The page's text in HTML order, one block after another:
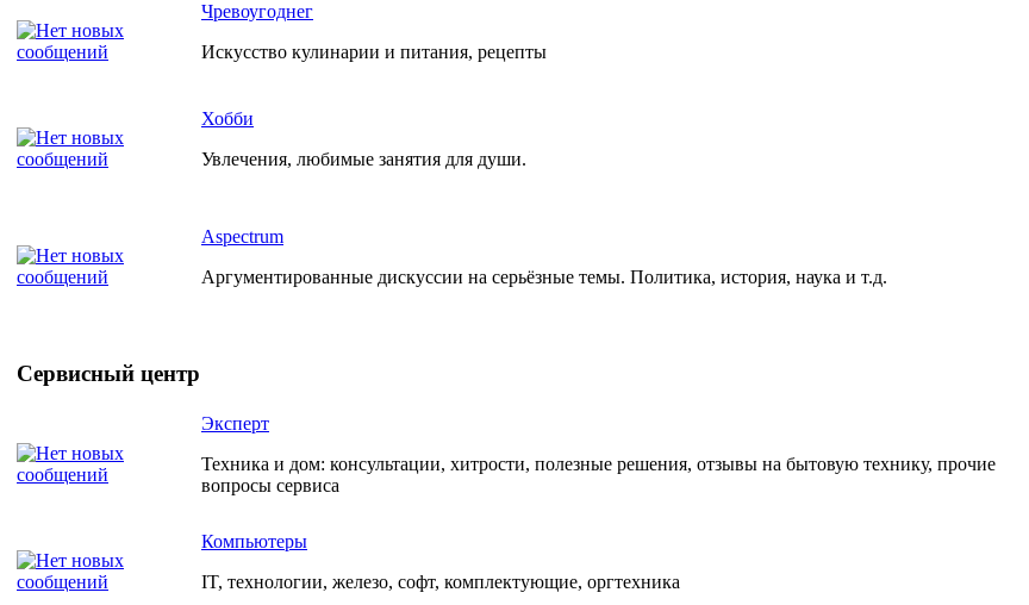
Чревоугоднег
Искусство кулинарии и питания, рецепты
Хобби
Увлечения, любимые занятия для души.
Aspectrum
Аргументированные дискуссии на серьёзные темы. Политика, история, наука и т.д.
Сервисный центр
Эксперт
Техника и дом: консультации, хитрости, полезные решения, отзывы на бытовую технику, прочие
вопросы сервиса
Компьютеры
IT, технологии, железо, софт, комплектующие, оргтехника